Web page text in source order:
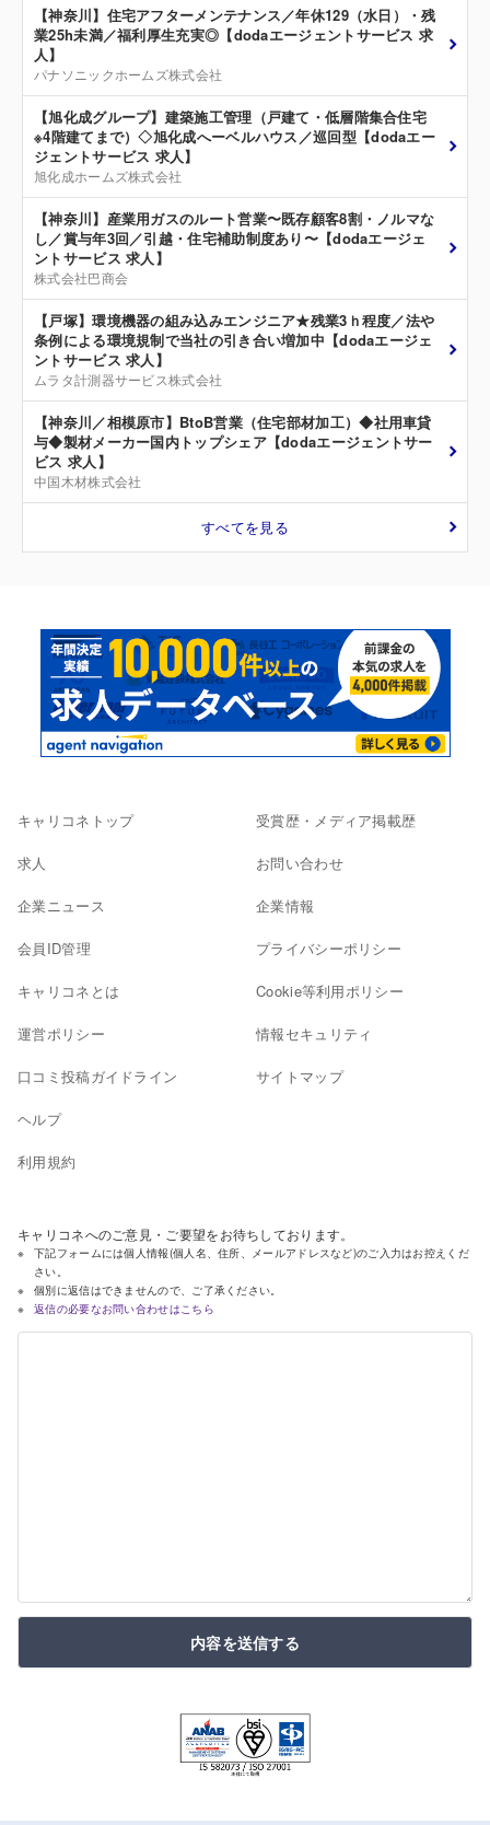
【神奈川】住宅アフターメンテナンス／年休129（水日）・残
業25h未満／福利厚生充実◎【dodaエージェントサービス 求
人】
パナソニックホームズ株式会社
【旭化成グループ】建築施工管理（戸建て・低層階集合住宅
※4階建てまで）◇旭化成へーベルハウス／巡回型【dodaエー
ジェントサービス 求人】
旭化成ホームズ株式会社
【神奈川】産業用ガスのルート営業〜既存顧客8割・ノルマな
し／賞与年3回／引越・住宅補助制度あり〜【dodaエージェ
ントサービス 求人】
株式会社巴商会
【戸塚】環境機器の組み込みエンジニア★残業3ｈ程度／法や
条例による環境規制で当社の引き合い増加中【dodaエージェ
ントサービス 求人】
ムラタ計測器サービス株式会社
【神奈川／相模原市】BtoB営業（住宅部材加工）◆社用車貸
与◆製材メーカー国内トップシェア【dodaエージェントサー
ビス 求人】
中国木材株式会社
すべてを見る
キャリコネトップ
求人
企業ニュース
会員ID管理
キャリコネとは
運営ポリシー
口コミ投稿ガイドライン
ヘルプ
利用規約
受賞歴・メディア掲載歴
お問い合わせ
企業情報
プライバシーポリシー
Cookie等利用ポリシー
情報セキュリティ
サイトマップ
キャリコネへのご意見・ご要望をお待ちしております。
下記フォームには個人情報(個人名、住所、メールアドレスなど)のご入力はお控えくだ
さい。
個別に返信はできませんので、ご了承ください。
返信の必要なお問い合わせはこちら
内容を送信する